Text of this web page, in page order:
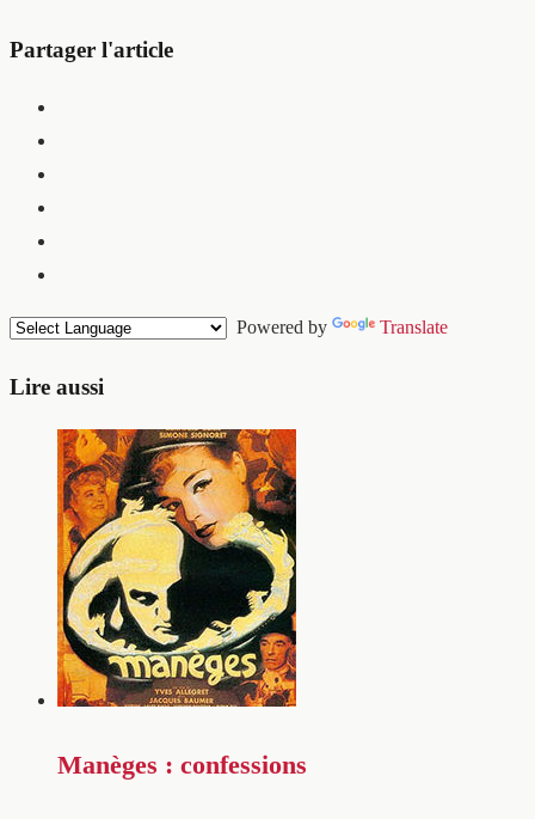
Partager l'article
Powered by Translate
Lire aussi
Manèges : confessions